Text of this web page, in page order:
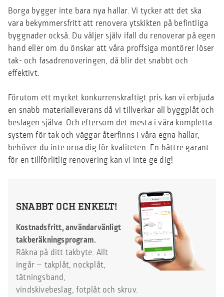
Borga bygger inte bara nya hallar. Vi tycker att det ska
vara bekymmersfritt att renovera ytskikten på befintliga
byggnader också. Du väljer själv ifall du renoverar på egen
hand eller om du önskar att våra proffsiga montörer löser
tak- och fasadrenoveringen, då blir det snabbt och
effektivt.
Förutom ett mycket konkurrenskraftigt pris kan vi erbjuda
en snabb materialleverans då vi tillverkar all byggplåt och
beslagen själva. Och eftersom det mesta i våra kompletta
system för tak och väggar återfinns i våra egna hallar,
behöver du inte oroa dig för kvaliteten. En bättre garant
för en tillförlitlig renovering kan vi inte ge dig!
SNABBT OCH ENKELT!
Kostnadsfritt, användarvänligt
takberäkningsprogram.
Räkna på ditt takbyte. Allt
ingår – takplåt, nockplåt,
tätningsband,
vindskivebeslag, fotplåt och skruv.